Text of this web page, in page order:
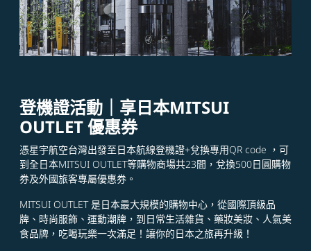
登機證活動｜享日本MITSUI
OUTLET 優惠券​​
憑星宇航空台灣出發至日本航線登機證+兌換專用QR code ，可
到全日本MITSUI OUTLET等購物商場共23間，兌換500日圓購物
券及外國旅客專屬優惠券。
MITSUI OUTLET 是日本最大規模的購物中心，從國際頂級品
牌、時尚服飾、運動潮牌，到日常生活雜貨、藥妝美妝、人氣美
食品牌，吃喝玩樂一次滿足！讓你的日本之旅再升級！